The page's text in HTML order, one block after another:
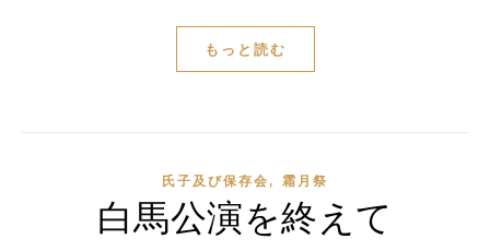
もっと読む
氏子及び保存会, 霜月祭
白馬公演を終えて